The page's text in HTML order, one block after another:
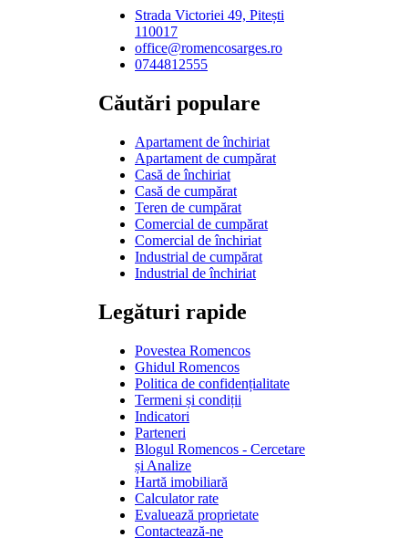
Strada Victoriei 49, Pitești
110017
office@romencosarges.ro
0744812555
Căutări populare
Apartament de închiriat
Apartament de cumpărat
Casă de închiriat
Casă de cumpărat
Teren de cumpărat
Comercial de cumpărat
Comercial de închiriat
Industrial de cumpărat
Industrial de închiriat
Legături rapide
Povestea Romencos
Ghidul Romencos
Politica de confidențialitate
Termeni și condiții
Indicatori
Parteneri
Blogul Romencos - Cercetare
și Analize
Hartă imobiliară
Calculator rate
Evaluează proprietate
Contactează-ne